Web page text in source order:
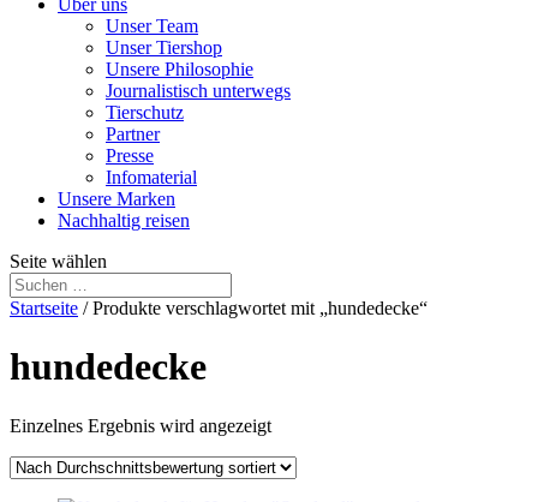
Über uns
Unser Team
Unser Tiershop
Unsere Philosophie
Journalistisch unterwegs
Tierschutz
Partner
Presse
Infomaterial
Unsere Marken
Nachhaltig reisen
Seite wählen
Startseite / Produkte verschlagwortet mit „hundedecke“
hundedecke
Einzelnes Ergebnis wird angezeigt